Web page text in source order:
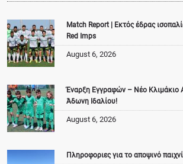
Match Report | Εκτός έδρας
Red Imps
August 6, 2026
Έναρξη Εγγραφών – Νέο Κλιμάκιο
Άδωνη Ιδαλίου!
August 6, 2026
Πληροφοριες για το αποψινό